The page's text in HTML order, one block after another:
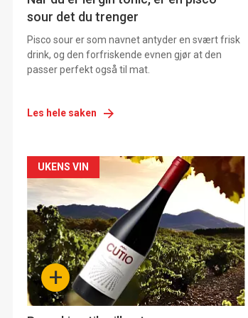
sour det du trenger
Pisco sour er som navnet antyder en svært frisk
drink, og den forfriskende evnen gjør at den
passer perfekt også til mat.
Les hele saken
Forsiden
akkurat
nå
-
4 +
UKENS VIN